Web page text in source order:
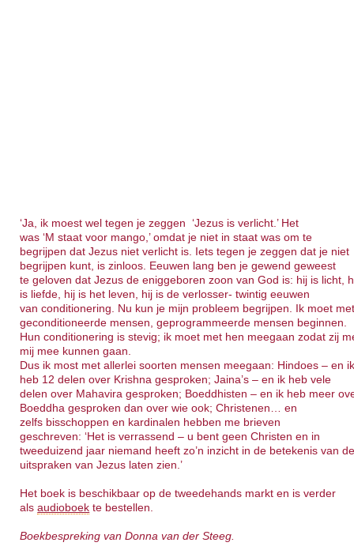
‘Ja, ik moest wel tegen je zeggen ‘Jezus is verlicht.’ Het
was ‘M staat voor mango,’ omdat je niet in staat was om te
begrijpen dat Jezus niet verlicht is. Iets tegen je zeggen dat je niet
begrijpen kunt, is zinloos. Eeuwen lang ben je gewend geweest
te geloven dat Jezus de eniggeboren zoon van God is: hij is licht,
is liefde, hij is het leven, hij is de verlosser- twintig eeuwen
van conditionering. Nu kun je mijn probleem begrijpen. Ik moet
geconditioneerde mensen, geprogrammeerde mensen beginnen.
Hun conditionering is stevig; ik moet met hen meegaan zodat zij
mij mee kunnen gaan.
Dus ik most met allerlei soorten mensen meegaan: Hindoes – en
heb 12 delen over Krishna gesproken; Jaina’s – en ik heb vele
delen over Mahavira gesproken; Boeddhisten – en ik heb meer
Boeddha gesproken dan over wie ook; Christenen… en
zelfs bisschoppen en kardinalen hebben me brieven
geschreven: ‘Het is verrassend – u bent geen Christen en in
tweeduizend jaar niemand heeft zo’n inzicht in de betekenis van
uitspraken van Jezus laten zien.’
Het boek is beschikbaar op de tweedehands markt en is verder
alsaudioboek te bestellen.
Boekbespreking van Donna van der Steeg.